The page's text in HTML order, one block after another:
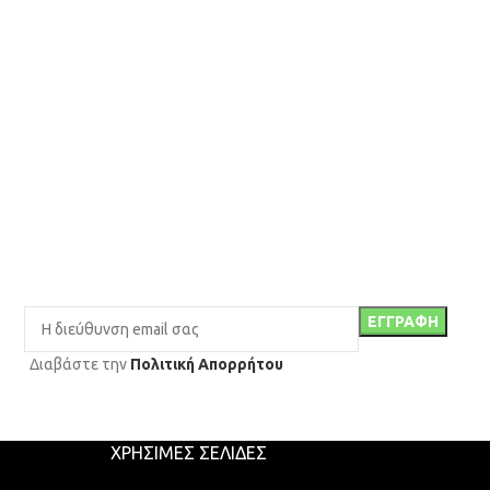
Διαβάστε την Πολιτική Απορρήτου
ΧΡΉΣΙΜΕΣ ΣΕΛΊΔΕΣ